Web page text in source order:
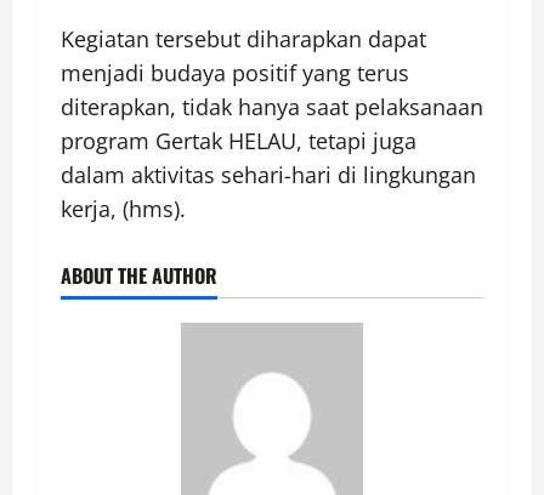
Kegiatan tersebut diharapkan dapat
menjadi budaya positif yang terus
diterapkan, tidak hanya saat pelaksanaan
program Gertak HELAU, tetapi juga
dalam aktivitas sehari-hari di lingkungan
kerja, (hms).
ABOUT THE AUTHOR